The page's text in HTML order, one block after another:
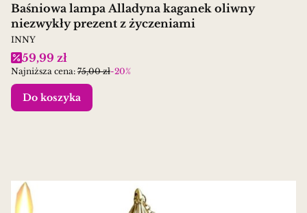
Baśniowa lampa Alladyna kaganek oliwny
niezwykły prezent z życzeniami
PRODUCENT
INNY
Cena promocyjna
59,99 zł
Najniższa cena: 75,00 zł-20%
Do koszyka